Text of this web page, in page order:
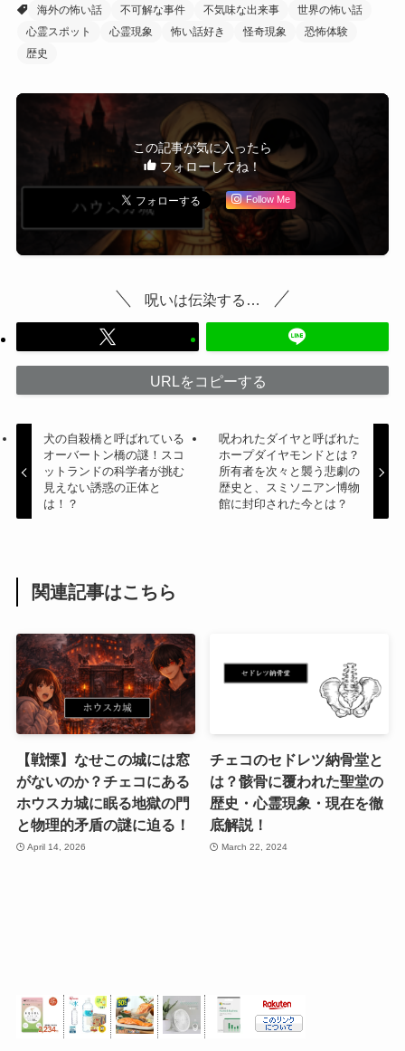
海外の怖い話
不可解な事件 不気味な出来事
世界の怖い話
心霊スポット
心霊現象 怖い話好き 怪奇現象
恐怖体験
歴史
この記事が気に入ったら
フォローしてね！
Follow Me
呪いは伝染する…
URLをコピーする
犬の自殺橋と呼ばれている
オーバートン橋の謎！スコ
ットランドの科学者が挑む
見えない誘惑の正体と
は！？
呪われたダイヤと呼ばれた
ホープダイヤモンドとは？
所有者を次々と襲う悲劇の
歴史と、スミソニアン博物
館に封印された今とは？
関連記事はこちら
【戦慄】なせこの城には窓
がないのか？チェコにある
ホウスカ城に眠る地獄の門
と物理的矛盾の謎に迫る！
April 14, 2026
チェコのセドレツ納骨堂と
は？骸骨に覆われた聖堂の
歴史・心霊現象・現在を徹
底解説！
March 22, 2024